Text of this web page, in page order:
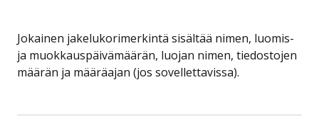
Jokainen jakelukorimerkintä sisältää nimen, luomis-
ja muokkauspäivämäärän, luojan nimen, tiedostojen
määrän ja määräajan (jos sovellettavissa).